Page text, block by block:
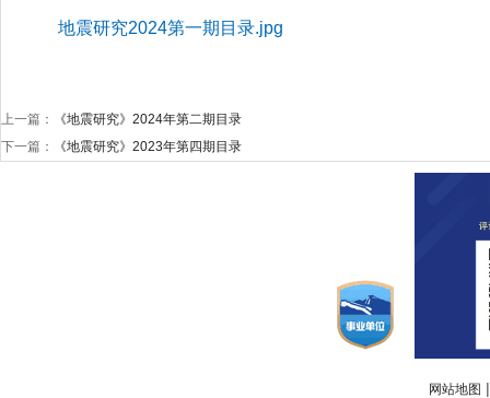
地震研究2024第一期目录.jpg
上一篇：
《地震研究》2024年第二期目录
下一篇：
《地震研究》2023年第四期目录
网站地图